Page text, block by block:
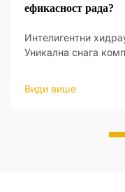
ефикасност рада?
Интелигентни
Уникална снага
дизајнирани да
Види више